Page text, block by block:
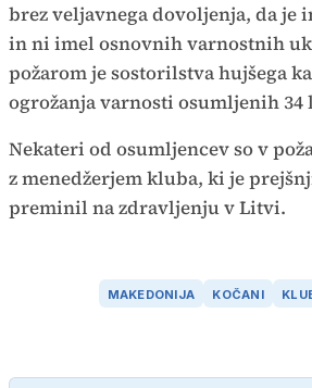
brez veljavnega dovoljenja, da je
in ni imel osnovnih varnostnih
požarom je sostorilstva hujšega
ogrožanja varnosti osumljenih
Nekateri od osumljencev so v
z menedžerjem kluba, ki je
preminil na zdravljenju v Litvi.
MAKEDONIJA KOČANI